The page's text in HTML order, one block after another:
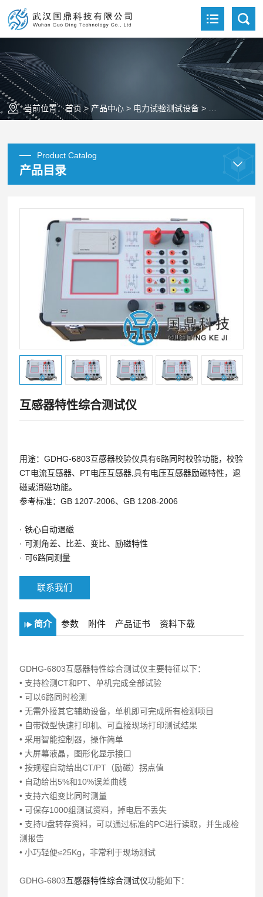
当前位置：首页 >产品中心 > 电力试验测试设备 > 互感器测试仪
Product Catalog
产品目录
互感器特性综合测试仪
用途：GDHG-6803互感器校验仪具有6路同时校验功能，校验
CT电流互感器、PT电压互感器,具有电压互感器励磁特性，退
磁或消磁功能。
参考标准：GB 1207-2006、GB 1208-2006
· 铁心自动退磁
· 可测角差、比差、变比、励磁特性
· 可6路同测量
联系我们
简介 参数 附件 产品证书 资料下载
GDHG-6803互感器特性综合测试仪主要特征以下：
• 支持检测CT和PT、单机完成全部试验
• 可以6路同时检测
• 无需外接其它辅助设备，单机即可完成所有检测项目
• 自带微型快速打印机、可直接现场打印测试结果
• 采用智能控制器，操作简单
• 大屏幕液晶，图形化显示接口
• 按规程自动给出CT/PT（励磁）拐点值
• 自动给出5%和10%误差曲线
• 支持六组变比同时测量
• 可保存1000组测试资料，掉电后不丢失
• 支持U盘转存资料，可以通过标准的PC进行读取，并生成检
测报告
• 小巧轻便≤25Kg，非常利于现场测试
GDHG-6803互感器特性综合测试仪功能如下：